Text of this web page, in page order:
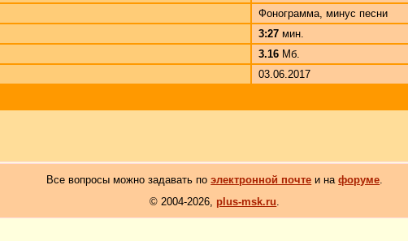
Фонограмма, минус песни
3:27 мин.
3.16 Мб.
03.06.2017
Все вопросы можно задавать поэлектронной почте и нафоруме.
© 2004-2026, plus-msk.ru.